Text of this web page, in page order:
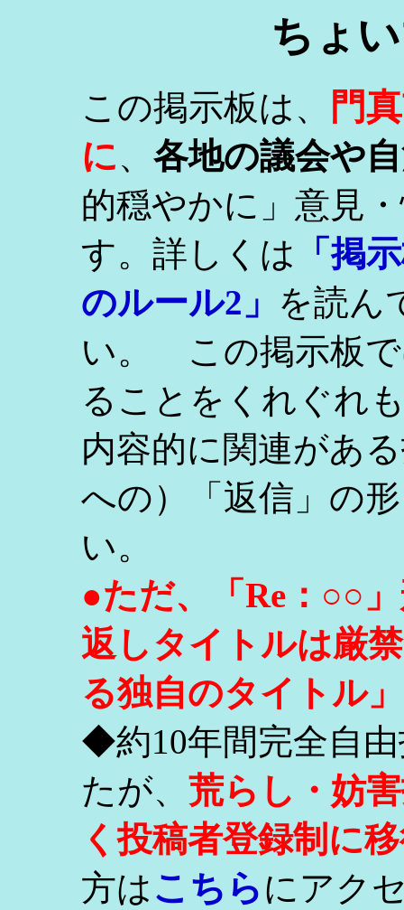
ちょ
この掲示板は、
門
に、 各地の議会や
的穏やかに」意見
す。詳しくは
「掲
のルール2」 を読ん
い。 この掲示板で
ることをくれぐれ
内容的に関連があ
への）「返信」の
い。
●ただ、「Re：○○
返しタイトルは厳
る独自のタイトル
◆約10年間完全自
たが、 荒らし・妨
く投稿者登録制に
方はこちらにアク